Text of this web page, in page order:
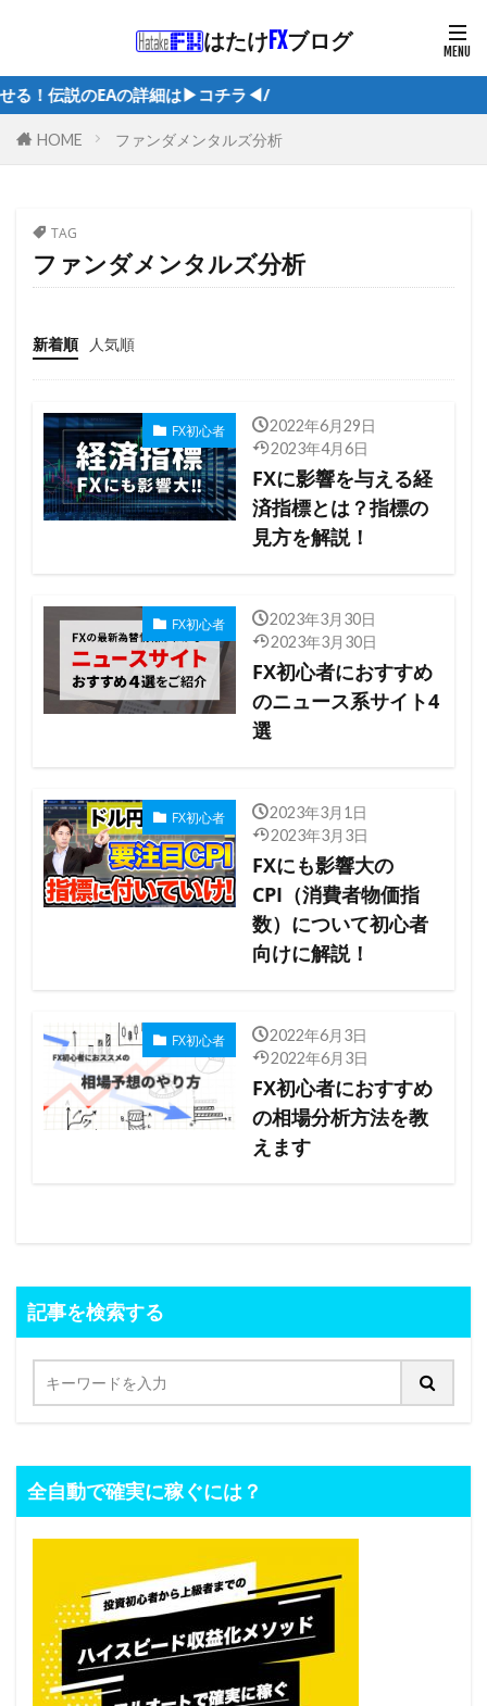
はたけ FXブログ
伝説のEAの詳細は▶︎コチラ◀︎/
HOME ファンダメンタルズ分析
TAG
ファンダメンタルズ分析
新着順 人気順
FX初心者
2022年6月29日
2023年4月6日
FXに影響を与える経
済指標とは？指標の
見方を解説！
FX初心者
2023年3月30日
2023年3月30日
FX初心者におすすめ
のニュース系サイト4
選
FX初心者
2023年3月1日
2023年3月3日
FXにも影響大の
CPI（消費者物価指
数）について初心者
向けに解説！
FX初心者
2022年6月3日
2022年6月3日
FX初心者におすすめ
の相場分析方法を教
えます
記事を検索する
全自動で確実に稼ぐには？